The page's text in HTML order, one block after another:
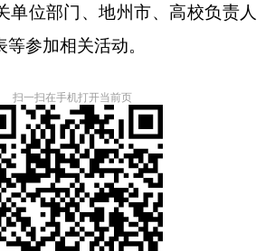
单位部门、地州市、高校负责人
参加相关活动。
扫一扫在手机打开当前页